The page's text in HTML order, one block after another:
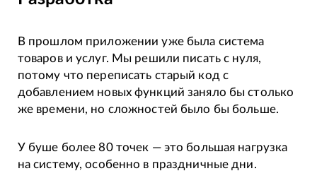
В прошлом приложении уже была система
товаров и услуг. Мы решили писать с нуля,
потому что переписать старый код с
добавлением новых функций заняло бы столько
же времени, но сложностей было бы больше.
У буше более 80 точек — это большая нагрузка
на систему, особенно в праздничные дни.